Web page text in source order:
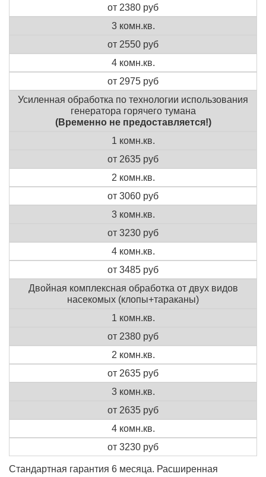
от 2380 руб
3 комн.кв.
от 2550 руб
4 комн.кв.
от 2975 руб
Усиленная обработка по технологии использования
генератора горячего тумана
(Временно не предоставляется!)
1 комн.кв.
от 2635 руб
2 комн.кв.
от 3060 руб
3 комн.кв.
от 3230 руб
4 комн.кв.
от 3485 руб
Двойная комплексная обработка от двух видов
насекомых (клопы+тараканы)
1 комн.кв.
от 2380 руб
2 комн.кв.
от 2635 руб
3 комн.кв.
от 2635 руб
4 комн.кв.
от 3230 руб
Стандартная гарантия 6 месяца. Расширенная